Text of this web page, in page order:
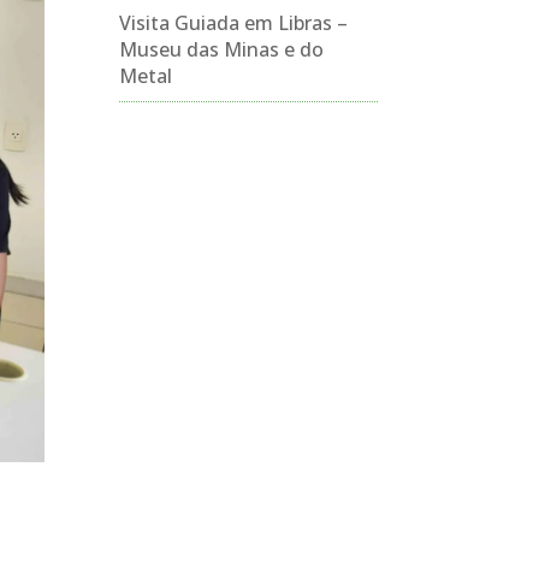
Visita Guiada em Libras –
Museu das Minas e do
Metal